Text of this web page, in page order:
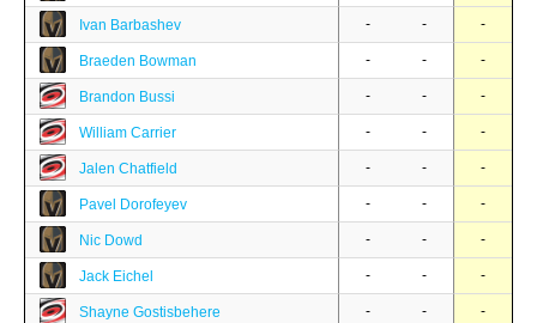
Ivan Barbashev - - -
Braeden Bowman - - -
Brandon Bussi - - -
William Carrier - - -
Jalen Chatfield - - -
Pavel Dorofeyev - - -
Nic Dowd - - -
Jack Eichel - - -
Shayne Gostisbehere - - -